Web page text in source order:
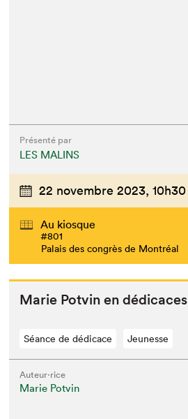
Présenté par
LES MALINS
22 novembre 2023, 10h30
Au kiosque
#801
Palais des congrès de Montréal
Marie Potvin en dédicaces
Séance de dédicace Jeunesse
Auteur·rice
Marie Potvin